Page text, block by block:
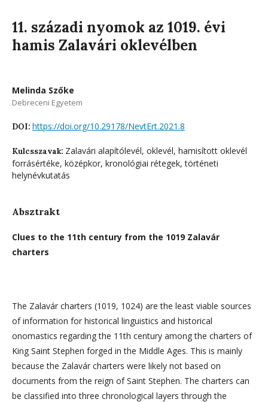
11. századi nyomok az 1019. évi
hamis Zalavári oklevélben
Melinda Szőke
Debreceni Egyetem
DOI: https://doi.org/10.29178/NevtErt.2021.8
Kulcsszavak: Zalavári alapítólevél, oklevél, hamisított oklevél
forrásértéke, középkor, kronológiai rétegek, történeti
helynévkutatás
Absztrakt
Clues to the 11th century from the 1019 Zalavár
charters
The Zalavár charters (1019, 1024) are the least viable sources
of information for historical linguistics and historical
onomastics regarding the 11th century among the charters of
King Saint Stephen forged in the Middle Ages. This is mainly
because the Zalavár charters were likely not based on
documents from the reign of Saint Stephen. The charters can
be classified into three chronological layers through the